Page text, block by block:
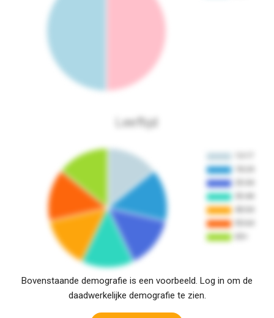
Leeftijd
Bovenstaande demografie is een voorbeeld. Log in om de
daadwerkelijke demografie te zien.